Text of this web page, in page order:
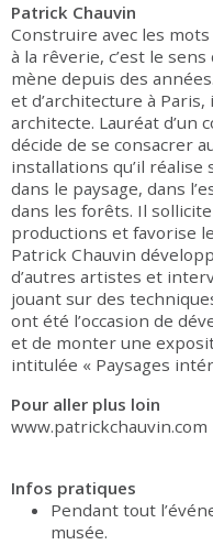
Patrick Chauvin
Construire avec les
à la rêverie, c’est le
mène depuis des
et d’architecture à Paris,
architecte. Lauréat d’un
décide de se consacrer
installations qu’il réalise
dans le paysage, dans
dans les forêts. Il
productions et favorise
Patrick Chauvin
d’autres artistes et
jouant sur des
ont été l’occasion de
et de monter une
intitulée « Paysages
Pour aller plus loin
www.patrickchauvin.com
Infos pratiques
Pendant tout
musée.